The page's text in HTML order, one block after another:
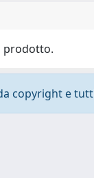
prodotto.
copyright e